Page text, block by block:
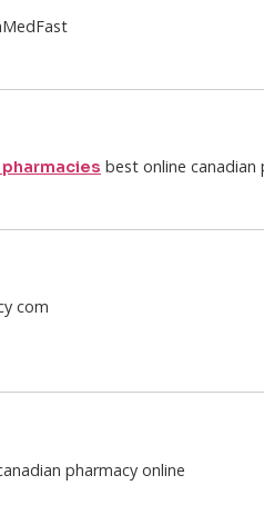
best online canadian
com
pharmacy online